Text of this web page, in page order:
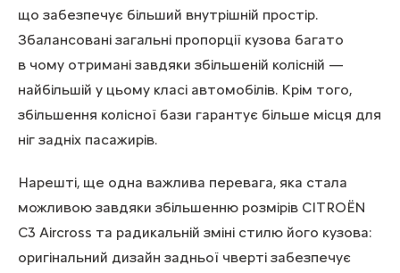
що забезпечує більший внутрішній простір.
Збалансовані загальні пропорції кузова багато
в чому отримані завдяки збільшеній колісній —
найбільшій у цьому класі автомобілів. Крім того,
збільшення колісної бази гарантує більше місця для
ніг задніх пасажирів.
Нарешті, ще одна важлива перевага, яка стала
можливою завдяки збільшенню розмірів CITROЁN
C3 Aircross та радикальній зміні стилю його кузова:
оригінальний дизайн задньої чверті забезпечує